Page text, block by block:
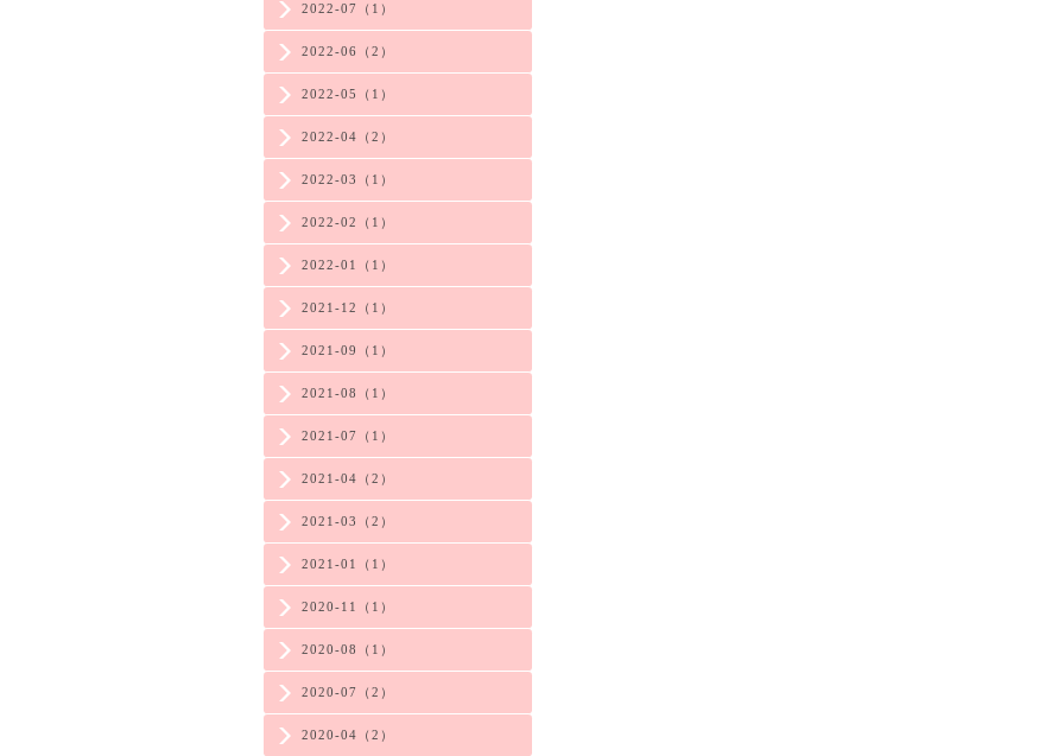
2022-07（1）
2022-06（2）
2022-05（1）
2022-04（2）
2022-03（1）
2022-02（1）
2022-01（1）
2021-12（1）
2021-09（1）
2021-08（1）
2021-07（1）
2021-04（2）
2021-03（2）
2021-01（1）
2020-11（1）
2020-08（1）
2020-07（2）
2020-04（2）